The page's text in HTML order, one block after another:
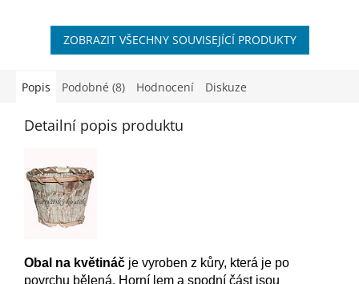
dnešní plastové době je
tento obal...
ZOBRAZIT VŠECHNY SOUVISEJÍCÍ PRODUKTY
Popis Podobné (8) Hodnocení Diskuze
Detailní popis produktu
Obal na květináč je vyroben z kůry, která je po
povrchu bělená. Horní lem a spodní část jsou